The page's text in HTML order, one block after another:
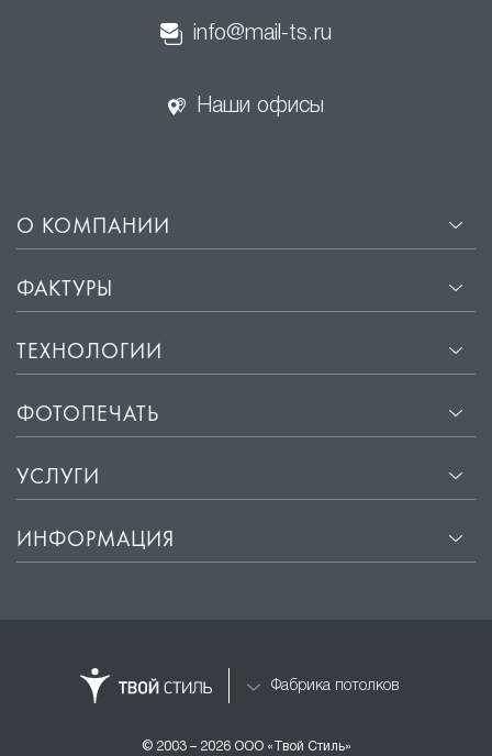
info@mail-ts.ru
Наши офисы
О КОМПАНИИ
ФАКТУРЫ
ТЕХНОЛОГИИ
ФОТОПЕЧАТЬ
УСЛУГИ
ИНФОРМАЦИЯ
Фабрика потолков
© 2003 – 2026 ООО «Твой Стиль»